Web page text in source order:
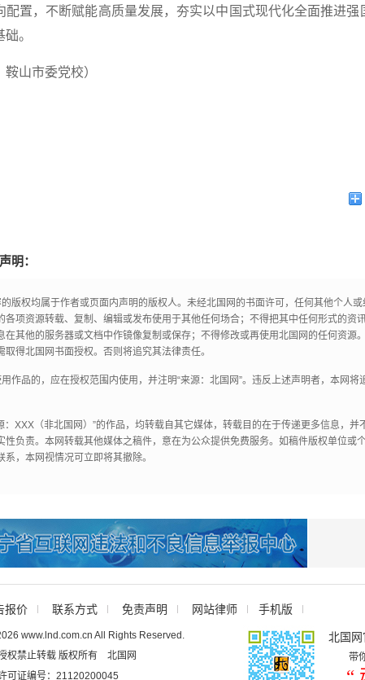
配置，不断赋能高质量发展，夯实以中国式现代化全面推进强
。
山市委党校）
明：
版权均属于作者或页面内声明的版权人。未经北国网的书面许可，任何其他个人
各项资源转载、复制、编辑或发布使用于其他任何场合；不得把其中任何形式的资
在其他的服务器或文档中作镜像复制或保存；不得修改或再使用北国网的任何资源
取得北国网书面授权。否则将追究其法律责任。
作品的，应在授权范围内使用，并注明“来源：北国网”。违反上述声明者，本网将
：XXX（非北国网）”的作品，均转载自其它媒体，转载目的在于传递更多信息，并
性负责。本网转载其他媒体之稿件，意在为公众提供免费服务。如稿件版权单位或
系，本网视情况可立即将其撤除。
报价 联系方式 免责声明 网站律师 手机版
www.lnd.com.cn All Rights Reserved.
权禁止转载 版权所有 北国网
可证编号：21120200045
北国
带